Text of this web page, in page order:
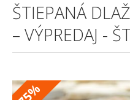
PRODUKTY
Kamenný koberec
Kamenné dlažby a
Doplnkový sortiment
ŠTIEPANÁ
– VÝPREDAJ -
%